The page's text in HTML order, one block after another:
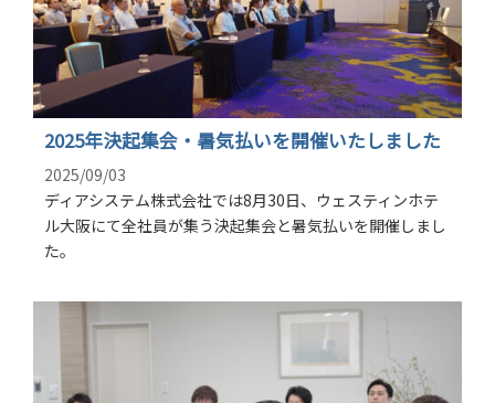
2025年決起集会・暑気払いを開催いたしました
2025/09/03
ディアシステム株式会社では8月30日、ウェスティンホテ
ル大阪にて全社員が集う決起集会と暑気払いを開催しまし
た。